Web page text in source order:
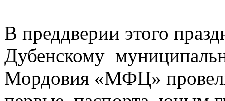
В преддверии этого
Дубенскому
Мордовия «МФЦ»